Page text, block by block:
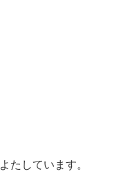
たしています。